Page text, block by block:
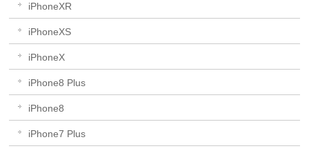
iPhoneXR
iPhoneXS
iPhoneX
iPhone8 Plus
iPhone8
iPhone7 Plus